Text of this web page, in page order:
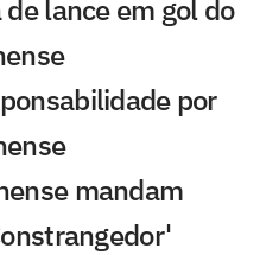
lance em gol do
por
mandam